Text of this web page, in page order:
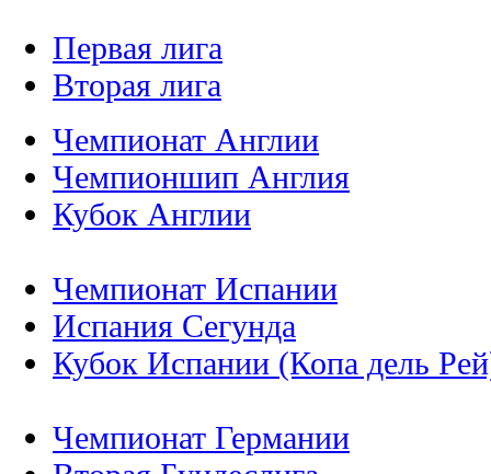
Первая лига
Вторая лига
Чемпионат Англии
Чемпионшип Англия
Кубок Англии
Чемпионат Испании
Испания Сегунда
Кубок Испании (Копа дель
Чемпионат Германии